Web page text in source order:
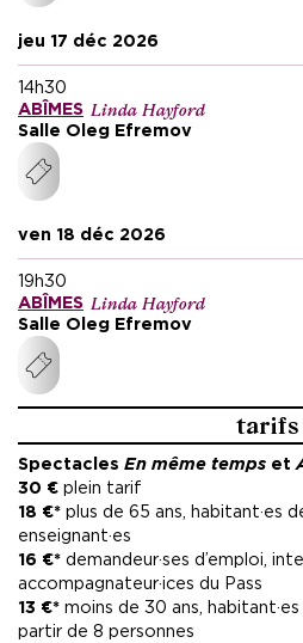
jeu 17 déc 2026
14h30
ABÎMES Linda Hayford
Salle Oleg Efremov
ven 18 déc 2026
19h30
ABÎMES Linda Hayford
Salle Oleg Efremov
tarifs
Spectacles En même temps et
30 € plein tarif
18 €* plus de 65 ans, habitant·es
enseignant·es
16 €* demandeur·ses d’emploi,
accompagnateur·ices du Pass
13 €* moins de 30 ans,
partir de 8 personnes